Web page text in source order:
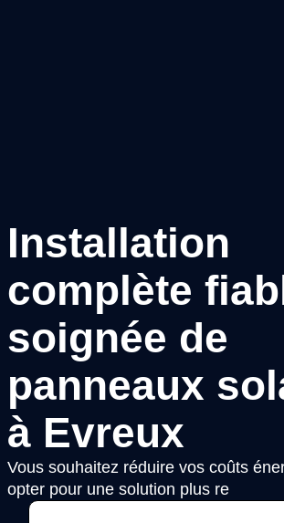
Installation
complète
soignée de
panneaux
à Evreux
Vous souhaitez réduire vos coûts
opter pour une solution plus re